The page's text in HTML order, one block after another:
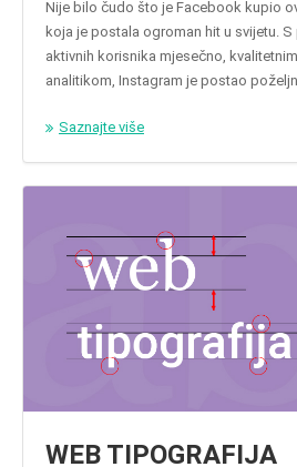
Nije bilo čudo što je Facebook kupio
koja je postala ogroman hit u svijetu.
aktivnih korisnika mjesečno,
analitikom, Instagram je postao
Saznajte više
WEB TIPOGRAFIJA